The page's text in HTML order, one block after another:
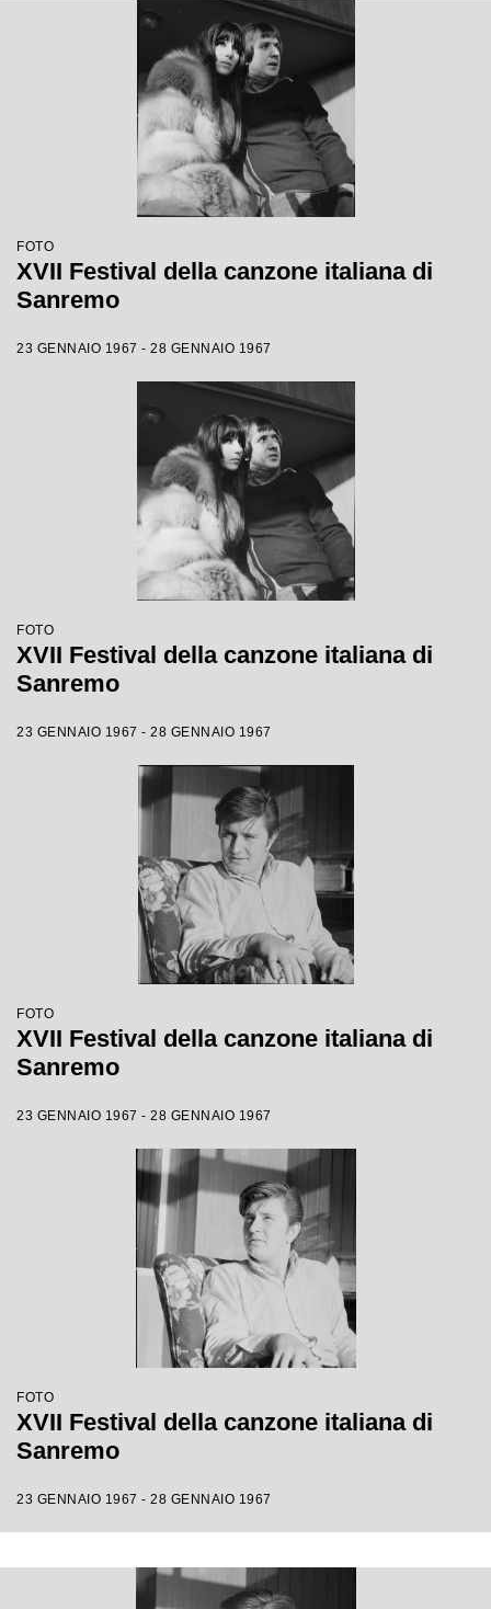
FOTO
XVII Festival della canzone italiana di
Sanremo
23 GENNAIO 1967 - 28 GENNAIO 1967
FOTO
XVII Festival della canzone italiana di
Sanremo
23 GENNAIO 1967 - 28 GENNAIO 1967
FOTO
XVII Festival della canzone italiana di
Sanremo
23 GENNAIO 1967 - 28 GENNAIO 1967
FOTO
XVII Festival della canzone italiana di
Sanremo
23 GENNAIO 1967 - 28 GENNAIO 1967